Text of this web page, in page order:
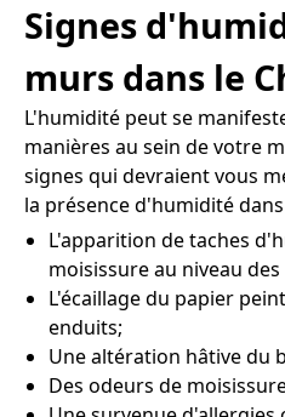
Signes
murs dans le
L'humidité peut se
manières au sein de votre
signes qui devraient vous
la présence d'humidité
L'apparition de taches
moisissure au niveau
L'écaillage du papier
enduits;
Une altération hâtive du
Des odeurs de